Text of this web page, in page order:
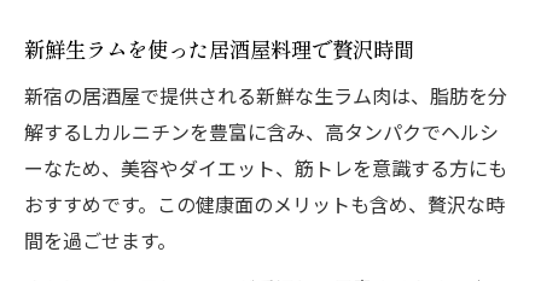
新鮮生ラムを使った居酒屋料理で贅沢時間
新宿の居酒屋で提供される新鮮な生ラム肉は、脂肪を分
解するLカルニチンを豊富に含み、高タンパクでヘルシ
ーなため、美容やダイエット、筋トレを意識する方にも
おすすめです。この健康面のメリットも含め、贅沢な時
間を過ごせます。